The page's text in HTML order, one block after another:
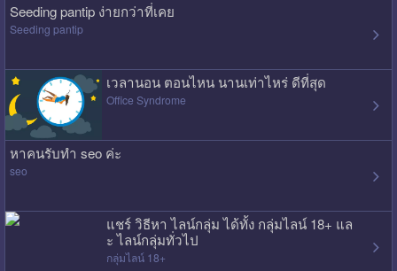
Seeding pantip ง่ายกว่าที่เคย
Seeding pantip
เวลานอน ตอนไหน นานเท่าไหร่ ดีที่สุด
Office Syndrome
หาคนรับทำ seo ค่ะ
seo
แชร์ วิธีหา ไลน์กลุ่ม ได้ทั้ง กลุ่มไลน์ 18+ แล
ะ ไลน์กลุ่มทั่วไป
กลุ่มไลน์ 18+